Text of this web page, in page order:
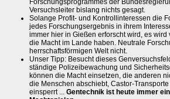
Forschungsprogrammes der
Versuchsleiter bislang nichts gesagt.
Solange Profit- und Kontrollinteressen die
jedes Forschungsergebnis in ihrem
immer hier in Gießen erforscht wird, es wird
die Macht im Lande haben. Neutrale
herrschaftsförmigen Welt nicht.
Unser Tipp: Besucht dieses
ständige Polizeibewachung und
können die Macht einsetzen, die anderen
die Menschen abschiebt, Castor-
einsperrt ... Gentechnik ist heute immer